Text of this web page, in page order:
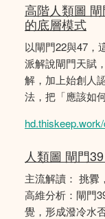
高階人類圖
的底層模式
以閘門22與47，
派解說閘門天賦
解，加上始創人
法，把「應該如
人類圖 閘門
主流解讀： 挑釁
高維分析：閘門
覺，形成潑冷水